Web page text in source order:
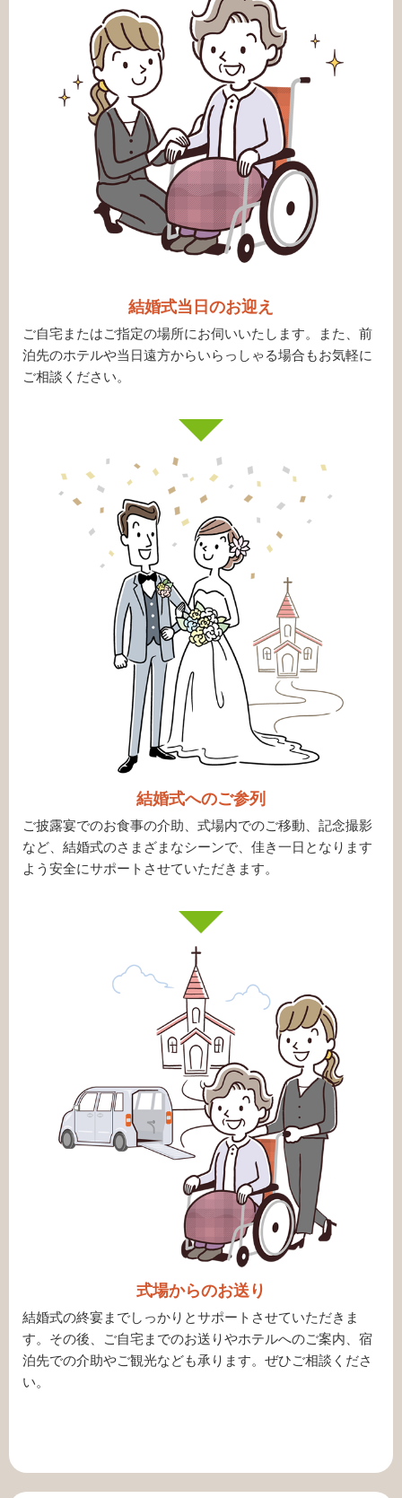
結婚式当日のお迎え
ご自宅またはご指定の場所にお伺いいたします。また、前
泊先のホテルや当日遠方からいらっしゃる場合もお気軽に
ご相談ください。
結婚式へのご参列
ご披露宴でのお食事の介助、式場内でのご移動、記念撮影
など、結婚式のさまざまなシーンで、佳き一日となります
よう安全にサポートさせていただきます。
式場からのお送り
結婚式の終宴までしっかりとサポートさせていただきま
す。その後、ご自宅までのお送りやホテルへのご案内、宿
泊先での介助やご観光なども承ります。ぜひご相談くださ
い。